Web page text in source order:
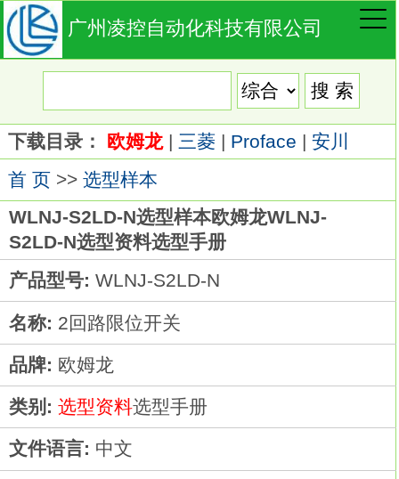
广州凌控自动化科技有限公司
下载目录： 欧姆龙| 三菱| Proface | 安川
首 页>> 选型样本
WLNJ-S2LD-N选型样本欧姆龙WLNJ-
S2LD-N选型资料选型手册
产品型号: WLNJ-S2LD-N
名称: 2回路限位开关
品牌: 欧姆龙
类别: 选型资料选型手册
文件语言: 中文